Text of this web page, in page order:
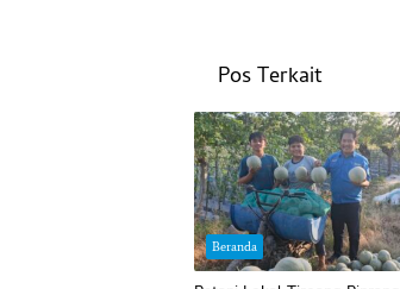
Pos Terkait
Beranda